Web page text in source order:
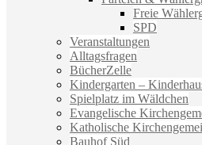
Freie
SPD
Veranstaltungen
Alltagsfragen
BücherZelle
Kindergarten –
Spielplatz im Wäldchen
Evangelische
Katholische
Bauhof Süd